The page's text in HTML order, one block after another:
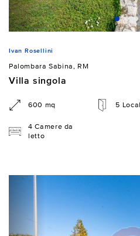
Ivan Rosellini
Palombara Sabina, RM
Villa singola
600 mq 5
4 Camere da
letto